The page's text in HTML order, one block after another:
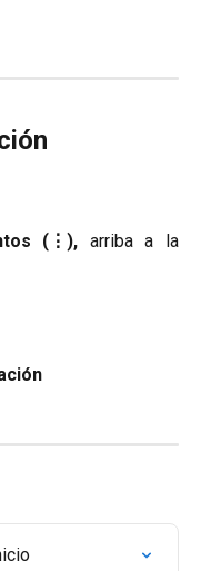
(⋮), arriba a la